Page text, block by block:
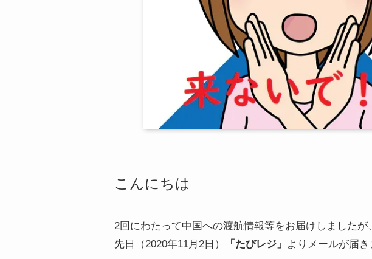
こんにちは
2回にわたって中国への渡航情報等をお届けしましたが、
先日（2020年11月2日）
「たびレジ」 よりメールが届き